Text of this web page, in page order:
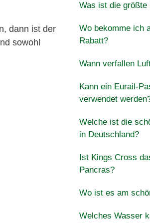
dann ist der
sowohl
Was ist die größte
Wo bekomme ich
Rabatt?
Wann verfallen
Kann ein Eurail-
verwendet
Welche ist die
in Deutschland?
Ist Kings Cross
Pancras?
Wo ist es am
Welches Wasser